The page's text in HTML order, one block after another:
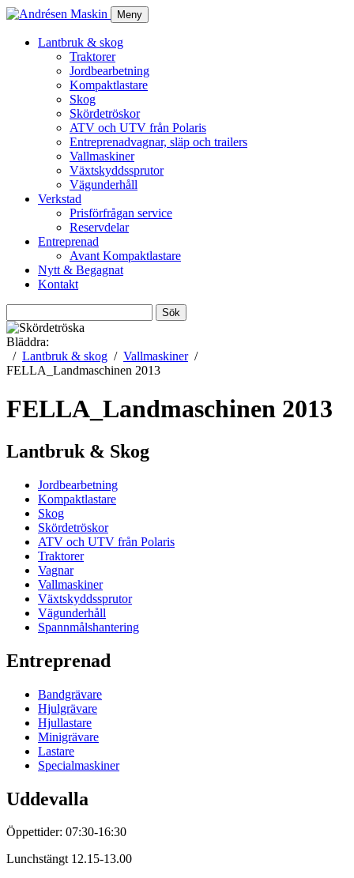
Meny
Lantbruk & skog
Traktorer
Jordbearbetning
Kompaktlastare
Skog
Skördetröskor
ATV och UTV från Polaris
Entreprenadvagnar, släp och trailers
Vallmaskiner
Växtskyddssprutor
Vägunderhåll
Verkstad
Prisförfrågan service
Reservdelar
Entreprenad
Avant Kompaktlastare
Nytt & Begagnat
Kontakt
efter:
Bläddra:
Lantbruk & skog
Vallmaskiner
FELLA_Landmaschinen 2013
FELLA_Landmaschinen 2013
Lantbruk & Skog
Jordbearbetning
Kompaktlastare
Skog
Skördetröskor
ATV och UTV från Polaris
Traktorer
Vagnar
Vallmaskiner
Växtskyddssprutor
Vägunderhåll
Spannmålshantering
Entreprenad
Bandgrävare
Hjulgrävare
Hjullastare
Minigrävare
Lastare
Specialmaskiner
Uddevalla
Öppettider: 07:30-16:30
Lunchstängt 12.15-13.00